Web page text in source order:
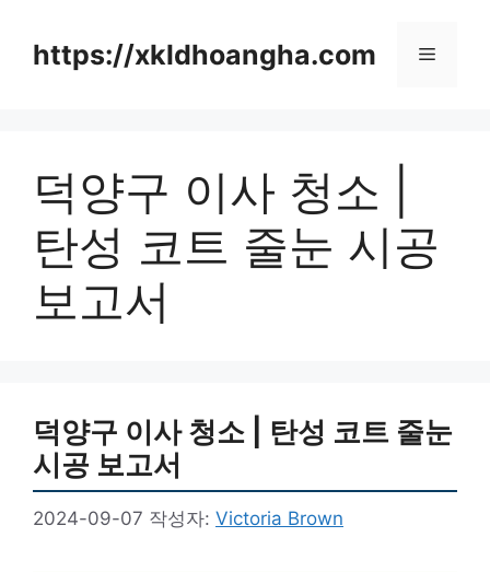
https://xkldhoangha.com 메
덕양구 이사 청소 |
탄성 코트 줄눈 시공
보고서
덕양구 이사 청소 | 탄성 코트 줄눈
시공 보고서
2024-09-07 작성자: Victoria Brown